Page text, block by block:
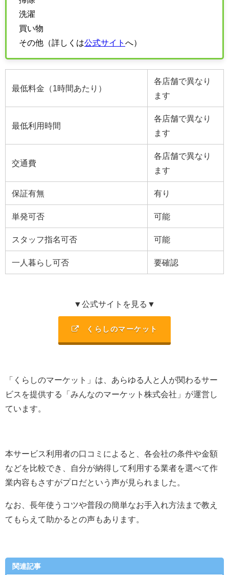
洗濯
買い物
その他（詳しくは公式サイト へ）
最低料金（1時間あたり）
各店舗で異なり
ます
最低利用時間
各店舗で異なり
ます
交通費
各店舗で異なり
ます
保証有無 有り
単発可否 可能
スタッフ指名可否 可能
一人暮らし可否 要確認
▼公式サイトを見る▼
くらしのマーケット
「くらしのマーケット」は、あらゆる人と人が関わるサー
ビスを提供する「みんなのマーケット株式会社」が運営し
ています。
本サービス利用者の口コミによると、各会社の条件や金額
などを比較でき、自分が納得して利用する業者を選べて作
業内容もさすがプロだという声が見られました。
なお、長年使うコツや普段の簡単なお手入れ方法まで教え
てもらえて助かるとの声もあります。
関連記事